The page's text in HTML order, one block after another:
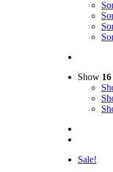
Show
Sale!